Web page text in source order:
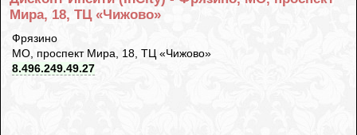
Мира, 18, ТЦ «Чижово»
Фрязино
МО, проспект Мира, 18, ТЦ «Чижово»
8.496.249.49.27